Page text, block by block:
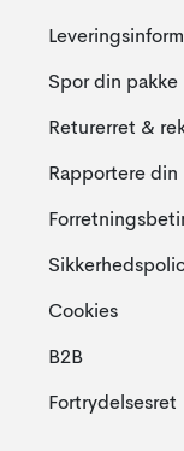
Spor din pakke
Returerret &
Rapportere
Cookies
B2B
Fortrydelsesret